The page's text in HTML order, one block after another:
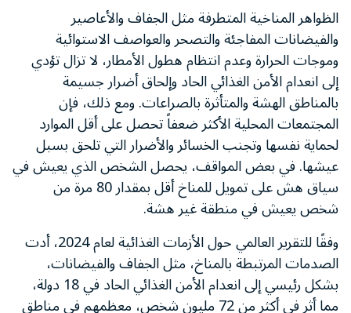
الظواهر المناخية المتطرفة مثل الجفاف والأعاصير
والفيضانات المفاجئة والتصحر والعواصف الاستوائية
وموجات الحرارة وعدم انتظام هطول الأمطار، لا تزال تؤدي
إلى انعدام الأمن الغذائي الحاد وإلحاق أضرار جسيمة
بالمناطق الهشة والمتأثرة بالصراعات. ومع ذلك، فإن
المجتمعات المحلية الأكثر ضعفاً تحصل على أقل الموارد
لحماية نفسها وتجنب الخسائر والأضرار التي تلحق بسبل
عيشها. في بعض المواقف، يحصل الشخص الذي يعيش في
سياق هش على تمويل للمناخ أقل بمقدار 80 مرة من
شخص يعيش في منطقة غير هشة.
وفقًا للتقرير العالمي حول الأزمات الغذائية لعام 2024، أدت
الصدمات المرتبطة بالمناخ، مثل الجفاف والفيضانات،
بشكل رئيسي إلى انعدام الأمن الغذائي الحاد في 18 دولة،
مما أثر في أكثر من 72 مليون شخص، معظمهم في مناطق